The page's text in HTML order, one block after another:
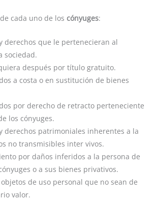
de cada uno de loscónyuges:
derechos que le pertenecieran al
sociedad.
después por título gratuito.
a costa o en sustitución de bienes
por derecho de retracto perteneciente
los cónyuges.
derechos patrimoniales inherentes a la
no transmisibles inter vivos.
por daños inferidos a la persona de
o a sus bienes privativos.
objetos de uso personal que no sean de
valor.